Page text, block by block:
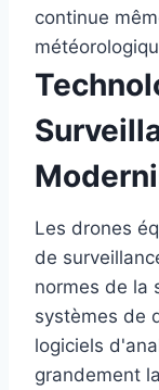
continue
Les drones
de
normes de la
systèmes de
logiciels
grandement